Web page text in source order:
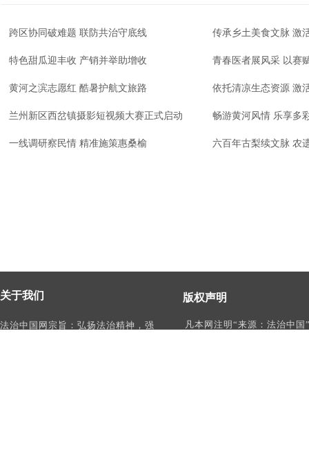
跨区协同破难题 联防共治守底线 传承乡土美食文脉 激
特色甜瓜迎丰收 产销并举助增收 青春医者展风采 以赛
黄河之滨志愿红 酷暑护航文旅路 依托清凉生态资源 激
兰州新区西岔镇摄影短视频大赛正式启动 畅游黄河风情 乐享多
一线调研察民情 精准施策惠桑榆 六百年古梨续文脉 农
版权声明
凡本网注明“来源：法治中国
关于我们
法治中国网宗旨：弘扬法治精神，强